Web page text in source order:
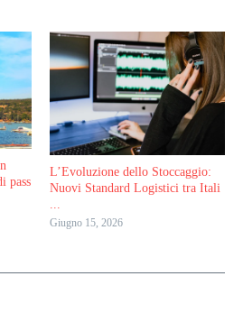
pass
L’Evoluzione dello Stoccaggio:
Nuovi Standard Logistici tra Itali
Giugno 15, 2026